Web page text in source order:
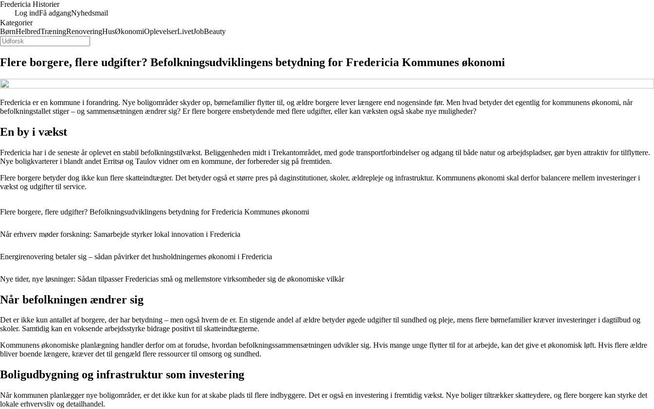
Fredericia Historier
Log indFå adgangNyhedsmail
Kategorier
BørnHelbredTræningRenoveringHusØkonomiOplevelserLivetJobBeauty
Flere borgere, flere udgifter? Befolkningsudviklingens betydning for Fredericia Kommunes økonomi
Fredericia er en kommune i forandring. Nye boligområder skyder op, børnefamilier flytter til, og ældre borgere lever længere end nogensinde før. Men hvad betyder det egentlig for kommunens økonomi, når
befolkningstallet stiger – og sammensætningen ændrer sig? Er flere borgere ensbetydende med flere udgifter, eller kan væksten også skabe nye muligheder?
En by i vækst
Fredericia har i de seneste år oplevet en stabil befolkningstilvækst. Beliggenheden midt i Trekantområdet, med gode transportforbindelser og adgang til både natur og arbejdspladser, gør byen attraktiv for tilflyttere.
Nye boligkvarterer i blandt andet Erritsø og Taulov vidner om en kommune, der forbereder sig på fremtiden.
Flere borgere betyder dog ikke kun flere skatteindtægter. Det betyder også et større pres på daginstitutioner, skoler, ældrepleje og infrastruktur. Kommunens økonomi skal derfor balancere mellem investeringer i
vækst og udgifter til service.
Flere borgere, flere udgifter? Befolkningsudviklingens betydning for Fredericia Kommunes økonomi
Når erhverv møder forskning: Samarbejde styrker lokal innovation i Fredericia
Energirenovering betaler sig – sådan påvirker det husholdningernes økonomi i Fredericia
Nye tider, nye løsninger: Sådan tilpasser Fredericias små og mellemstore virksomheder sig de økonomiske vilkår
Når befolkningen ændrer sig
Det er ikke kun antallet af borgere, der har betydning – men også hvem de er. En stigende andel af ældre betyder øgede udgifter til sundhed og pleje, mens flere børnefamilier kræver investeringer i dagtilbud og
skoler. Samtidig kan en voksende arbejdsstyrke bidrage positivt til skatteindtægterne.
Kommunens økonomiske planlægning handler derfor om at forudse, hvordan befolkningssammensætningen udvikler sig. Hvis mange unge flytter til for at arbejde, kan det give et økonomisk løft. Hvis flere ældre
bliver boende længere, kræver det til gengæld flere ressourcer til omsorg og sundhed.
Boligudbygning og infrastruktur som investering
Når kommunen planlægger nye boligområder, er det ikke kun for at skabe plads til flere indbyggere. Det er også en investering i fremtidig vækst. Nye boliger tiltrækker skatteydere, og flere borgere kan styrke det
lokale erhvervsliv og detailhandel.